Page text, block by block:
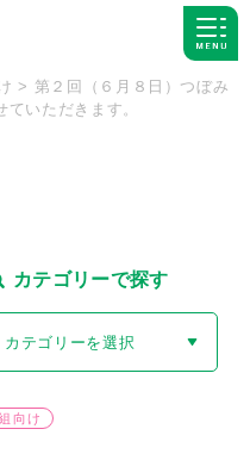
> 第２回（６月８日）つぼみ
いただきます。
カテゴリーで探す
カテゴリーを選択
向け